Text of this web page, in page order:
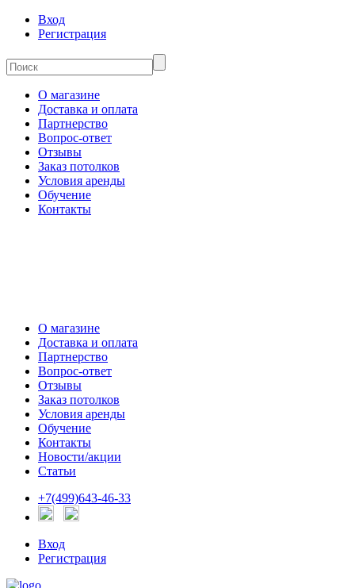
Вход
Регистрация
О магазине
Доставка и оплата
Партнерство
Вопрос-ответ
Отзывы
Заказ потолков
Условия аренды
Обучение
Контакты
О магазине
Доставка и оплата
Партнерство
Вопрос-ответ
Отзывы
Заказ потолков
Условия аренды
Обучение
Контакты
Новости/акции
Статьи
+7(499)643-46-33
Вход
Регистрация